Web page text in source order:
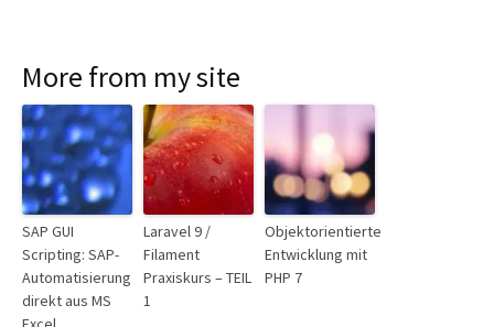
More from my site
SAP GUI
Scripting: SAP-
Automatisierung
direkt aus MS
Laravel 9 /
Filament
Praxiskurs – TEIL
1
Objektorientierte
Entwicklung mit
PHP 7